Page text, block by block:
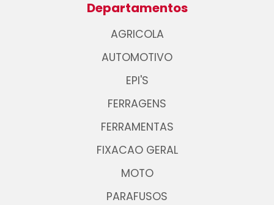
Departamentos
AGRICOLA
AUTOMOTIVO
EPI'S
FERRAGENS
FERRAMENTAS
FIXACAO GERAL
MOTO
PARAFUSOS